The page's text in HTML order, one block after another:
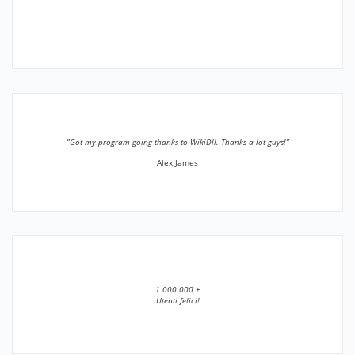
”Got my program going thanks to WikiDll. Thanks a lot guys!”
Alex James
1 000 000 +
Utenti felici!